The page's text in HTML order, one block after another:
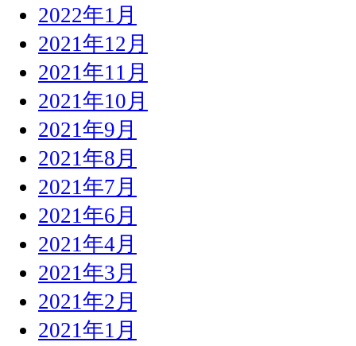
2022年1月
2021年12月
2021年11月
2021年10月
2021年9月
2021年8月
2021年7月
2021年6月
2021年4月
2021年3月
2021年2月
2021年1月